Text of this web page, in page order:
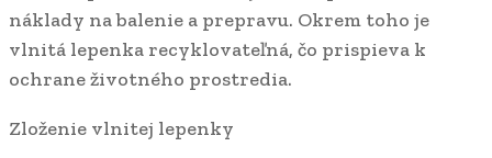
náklady na balenie a prepravu. Okrem toho je
vlnitá lepenka recyklovateľná, čo prispieva k
ochrane životného prostredia.
Zloženie vlnitej lepenky